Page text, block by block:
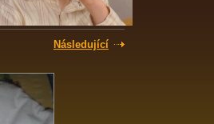
Následující